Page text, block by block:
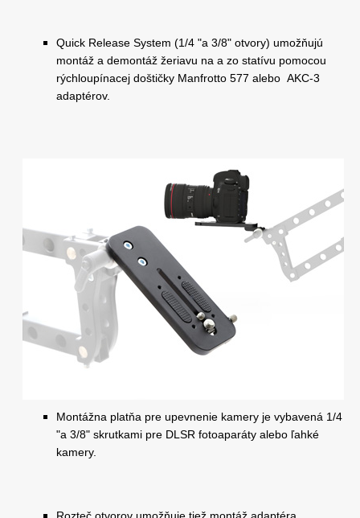
Quick Release System (1/4 "a 3/8" otvory) umožňujú
montáž a demontáž žeriavu na a zo statívu pomocou
rýchloupínacej doštičky Manfrotto 577 alebo AKC-3
adaptérov.
Montážna platňa pre upevnenie kamery je vybavená 1/4
"a 3/8" skrutkami pre DLSR fotoaparáty alebo ľahké
kamery.
Rozteč otvorov umožňuje tiež montáž adaptéra